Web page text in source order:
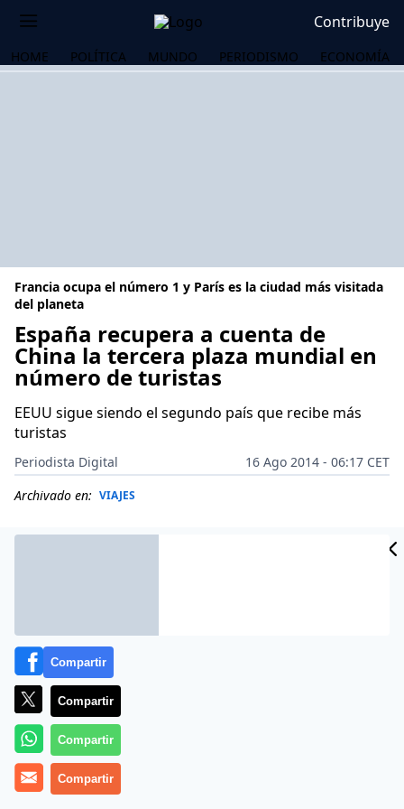
Contribuye
HOME POLÍTICA MUNDO PERIODISMO ECONOMÍA
Francia ocupa el número 1 y París es la ciudad más visitada
del planeta
España recupera a cuenta de
China la tercera plaza mundial en
número de turistas
EEUU sigue siendo el segundo país que recibe más
turistas
Periodista Digital
16 Ago 2014 - 06:17 CET
Archivado en: VIAJES
Más información
Compartir
Compartir
Compartir
Compartir